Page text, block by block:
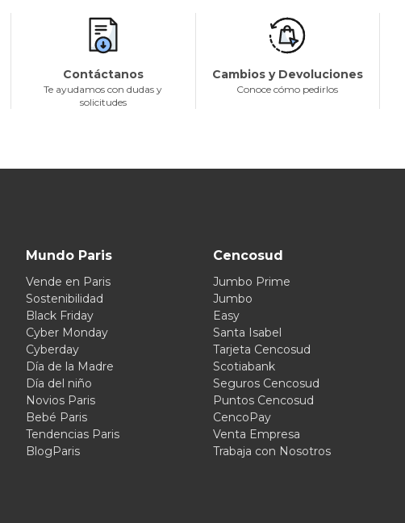
Contáctanos
Te ayudamos con dudas y
solicitudes
Cambios y Devoluciones
Conoce cómo pedirlos
Mundo Paris
Vende en Paris
Sostenibilidad
Black Friday
Cyber Monday
Cyberday
Día de la Madre
Día del niño
Novios Paris
Bebé Paris
Tendencias Paris
BlogParis
Cencosud
Jumbo Prime
Jumbo
Easy
Santa Isabel
Tarjeta Cencosud
Scotiabank
Seguros Cencosud
Puntos Cencosud
CencoPay
Venta Empresa
Trabaja con Nosotros